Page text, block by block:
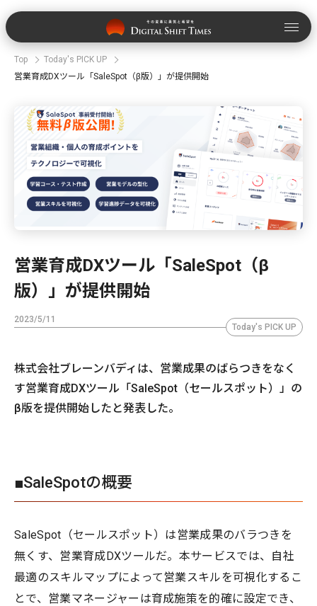
Top
Today's PICK UP
営業育成DXツール「SaleSpot（β版）」が提供開始
営業育成DXツール「SaleSpot（β
版）」が提供開始
2023/5/11
Today's PICK UP
株式会社ブレーンバディは、営業成果のばらつきをなく
す営業育成DXツール「SaleSpot（セールスポット）」の
β版を提供開始したと発表した。
■SaleSpotの概要
SaleSpot（セールスポット）は営業成果のバラつきを
無くす、営業育成DXツールだ。本サービスでは、自社
最適のスキルマップによって営業スキルを可視化するこ
とで、営業マネージャーは育成施策を的確に設定でき、